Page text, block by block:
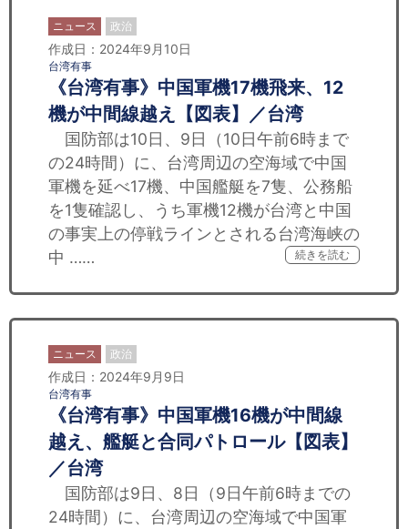
ニュース 政治
作成日：2024年9月10日
台湾有事
《台湾有事》中国軍機17機飛来、12
機が中間線越え【図表】／台湾
国防部は10日、9日（10日午前6時まで
の24時間）に、台湾周辺の空海域で中国
軍機を延べ17機、中国艦艇を7隻、公務船
を1隻確認し、うち軍機12機が台湾と中国
の事実上の停戦ラインとされる台湾海峡の
中 ……
続きを読む
ニュース 政治
作成日：2024年9月9日
台湾有事
《台湾有事》中国軍機16機が中間線
越え、艦艇と合同パトロール【図表】
／台湾
国防部は9日、8日（9日午前6時までの
24時間）に、台湾周辺の空海域で中国軍